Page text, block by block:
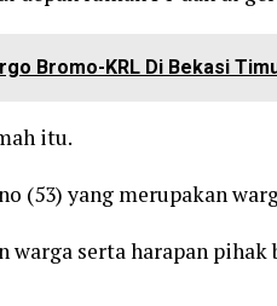
Bromo-KRL Di Bekasi
itu.
(53) yang merupakan
warga serta harapan pihak